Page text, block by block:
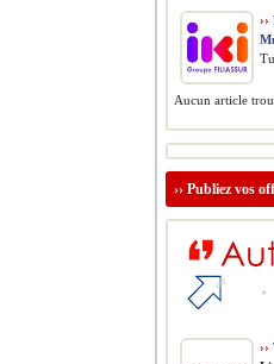
››
Aucun article
›› Publiez vos
››